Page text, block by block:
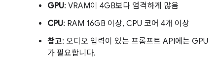
GPU: VRAM이 4GB보다 엄격하게 많음
CPU: RAM 16GB 이상, CPU 코어 4개 이상
참고: 오디오 입력이 있는 프롬프트 API에는 GPU
가 필요합니다.